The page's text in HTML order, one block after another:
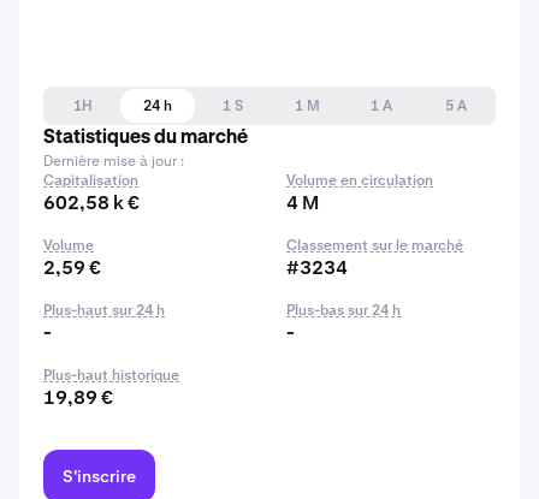
1H 24 h 1 S 1 M 1 A
5 A
Statistiques du marché
Dernière mise à jour :
Capitalisation
602,58 k €
Volume en circulation
4 M
Volume
2,59 €
Classement sur le marché
#3234
Plus-haut sur 24 h
-
Plus-bas sur 24 h
-
Plus-haut historique
19,89 €
S'inscrire